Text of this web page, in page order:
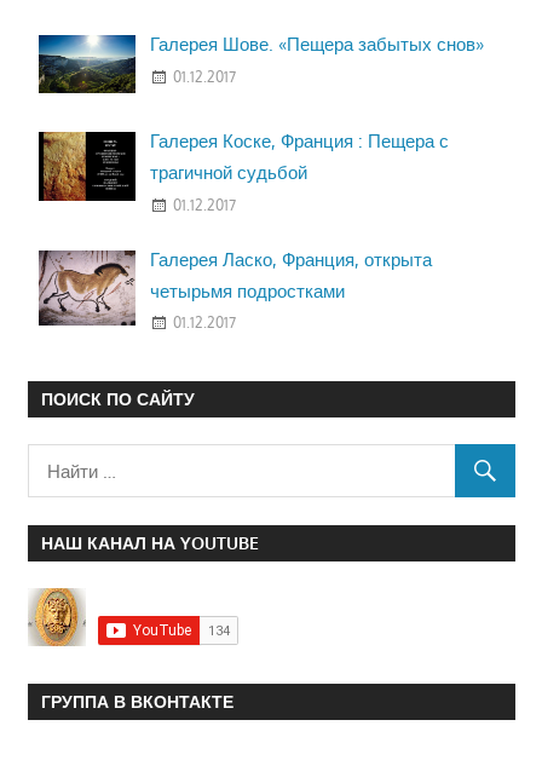
Галерея Шове. «Пещера забытых снов»
01.12.2017
Галерея Коске, Франция : Пещера с
трагичной судьбой
01.12.2017
Галерея Ласко, Франция, открыта
четырьмя подростками
01.12.2017
ПОИСК ПО САЙТУ
НАШ КАНАЛ НА YOUTUBE
ГРУППА В ВКОНТАКТЕ